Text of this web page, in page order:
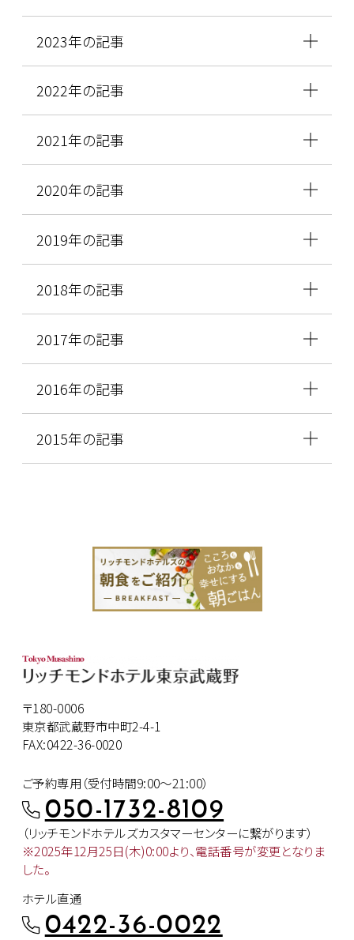
2023年の記事
2022年の記事
2021年の記事
2020年の記事
2019年の記事
2018年の記事
2017年の記事
2016年の記事
2015年の記事
〒180-0006
東京都武蔵野市中町2-4-1
FAX:0422-36-0020
ご予約専用（受付時間9:00～21:00）
050-1732-8109
（リッチモンドホテルズカスタマーセンターに繋がります）
※2025年12月25日(木)0:00より、電話番号が変更となりま
した。
ホテル直通
0422-36-0022